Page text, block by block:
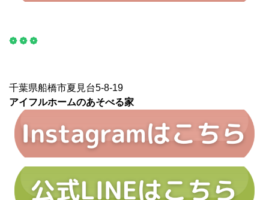
❁ ❁ ❁
千葉県船橋市夏見台5-8-19
アイフルホームのあそべる家